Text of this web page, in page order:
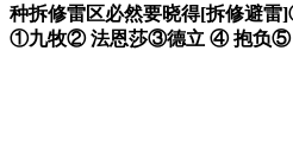
种拆修雷区必然要晓得[拆修
①九牧② 法恩莎③德立 ④ 抱负⑤